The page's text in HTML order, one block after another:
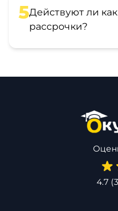
5Действуют ли
рассрочки?
4.7 (